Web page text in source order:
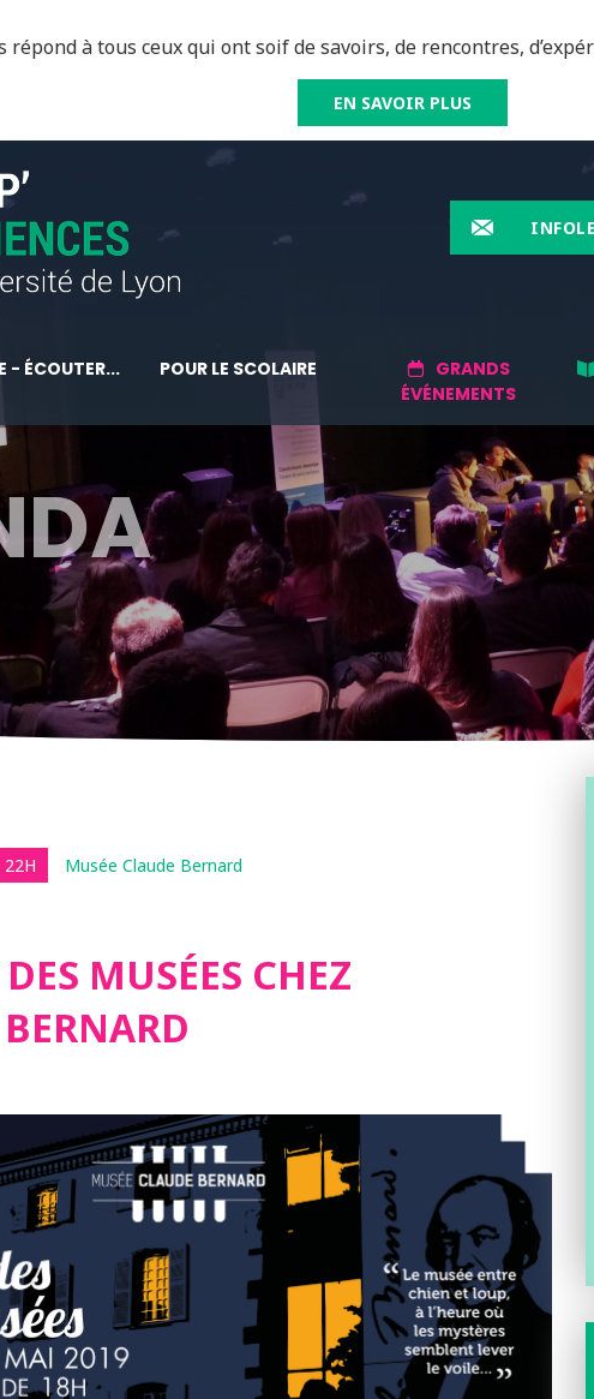
répond à tous ceux qui ont soif de savoirs, de rencontres,
EN SAVOIR PLUS
- ÉCOUTER... POUR LE SCOLAIRE
GRANDS
ÉVÉNEMENTS
Musée Claude Bernard
MUSÉES CHEZ